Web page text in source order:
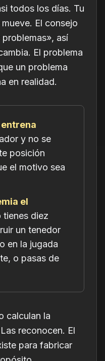
todos los días. Tu
El consejo
así
El problema
un problema
en realidad.
y no se
posición
el motivo sea
el
tienes diez
un tenedor
en la jugada
o pasas de
calculan la
reconocen. El
para fabricar